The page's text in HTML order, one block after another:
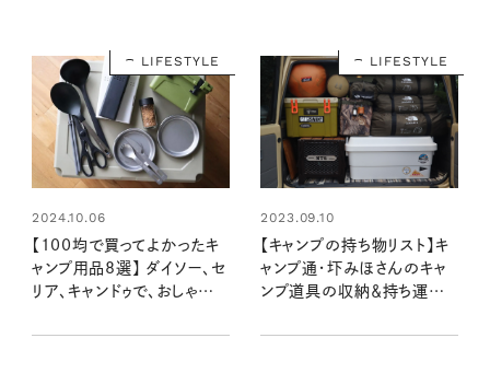
LIFESTYLE
2024.10.06
【100均で買ってよかったキ
ャンプ用品8選】 ダイソー、セ
リア、キャンドゥで、おしゃれキ
おすすめは？
LIFESTYLE
2023.09.10
【キャンプの持ち物リスト】キ
ャンプ通・圷みほさんのキャ
ンプ道具の収納＆持ち運び